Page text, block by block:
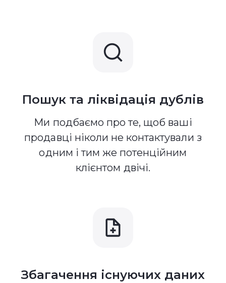
Пошук та ліквідація дублів
Ми подбаємо про те, щоб ваші
продавці ніколи не контактували з
одним і тим же потенційним
клієнтом двічі.
Збагачення існуючих даних